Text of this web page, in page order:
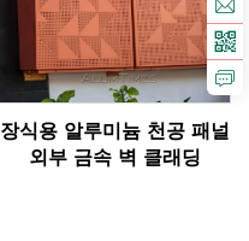
장식용 알루미늄 천공 패널
외부 금속 벽 클래딩